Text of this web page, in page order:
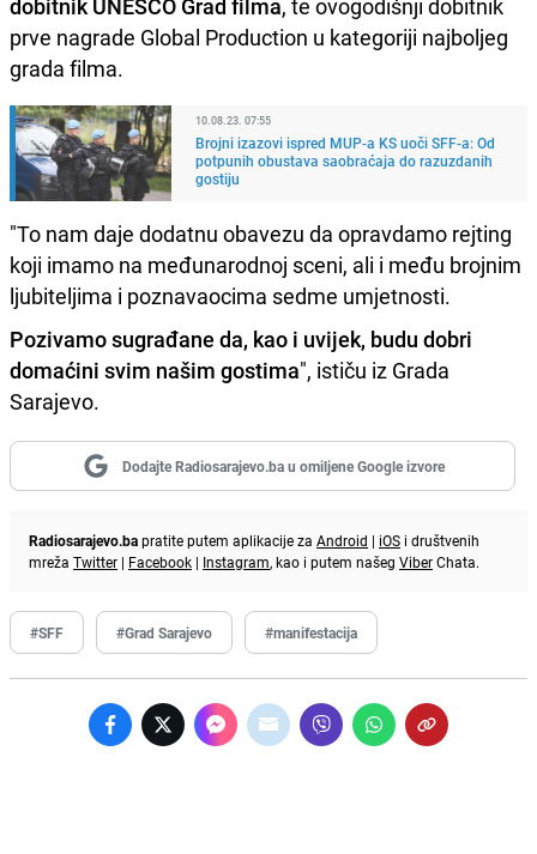
prve nagrade Global Production u kategoriji najboljeg
grada filma.
10.08.23. 07:55
Brojni izazovi ispred MUP-a KS uoči SFF-a: Od
potpunih obustava saobraćaja do razuzdanih
gostiju
"To nam daje dodatnu obavezu da opravdamo rejting
koji imamo na međunarodnoj sceni, ali i među brojnim
ljubiteljima i poznavaocima sedme umjetnosti.
Pozivamo sugrađane da, kao i uvijek, budu dobri
domaćini svim našim gostima", ističu iz Grada
Sarajevo.
Dodajte Radiosarajevo.ba u omiljene Google izvore
Radiosarajevo.bapratite putem aplikacije za Android | iOS i društvenih
mreža Twitter | Facebook | Instagram, kao i putem našeg ViberChata.
#SFF #Grad Sarajevo #manifestacija